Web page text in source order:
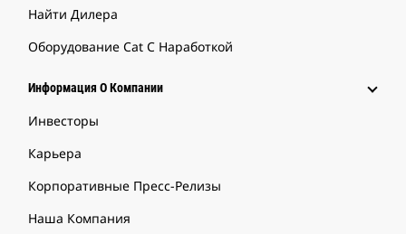
Найти Дилера
Оборудование Cat С Наработкой
Информация О Компании
Инвесторы
Карьера
Корпоративные Пресс-Релизы
Наша Компания